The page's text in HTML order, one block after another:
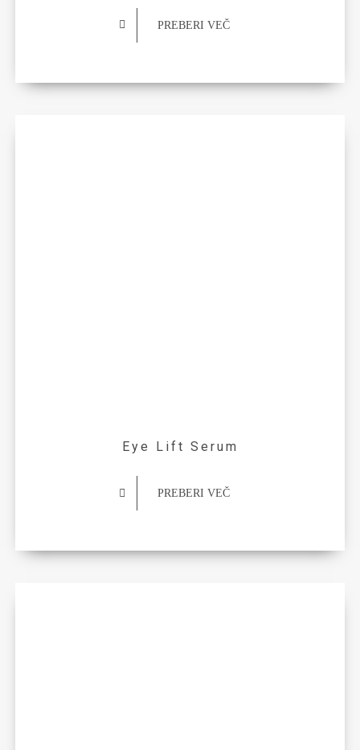
PREBERI VEČ
Eye Lift Serum
PREBERI VEČ